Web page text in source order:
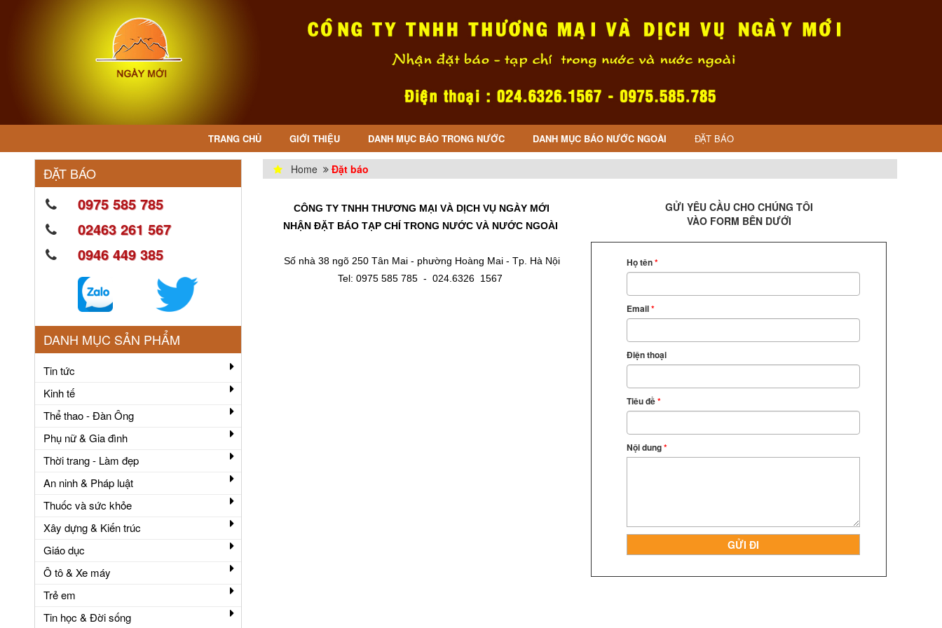
TRANG CHỦ GIỚI THIỆU DANH MỤC BÁO TRONG NƯỚC DANH MỤC BÁO NƯỚC NGOÀI ĐẶT BÁO
ĐẶT BÁO
0975 585 785
02463 261 567
0946 449 385
DANH MỤC SẢN PHẨM
Tin tức
Kinh tế
Thể thao - Đàn Ông
Phụ nữ & Gia đình
Thời trang - Làm đẹp
An ninh & Pháp luật
Thuốc và sức khỏe
Xây dựng & Kiến trúc
Giáo dục
Ô tô & Xe máy
Trẻ em
Tin học & Đời sống
Home Đặt báo
CÔNG TY TNHH THƯƠNG MẠI VÀ DỊCH VỤ NGÀY MỚI
NHẬN ĐẶT BÁO TẠP CHÍ TRONG NƯỚC VÀ NƯỚC NGOÀI
Số nhà 38 ngõ 250 Tân Mai - phường Hoàng Mai - Tp. Hà Nội
Tel: 0975 585 785 - 024.6326 1567
GỬI YÊU CẦU CHO CHÚNG TÔI
VÀO FORM BÊN DƯỚI
Họ tên*
Email*
Điện thoại
Tiêu đề*
Nội dung*